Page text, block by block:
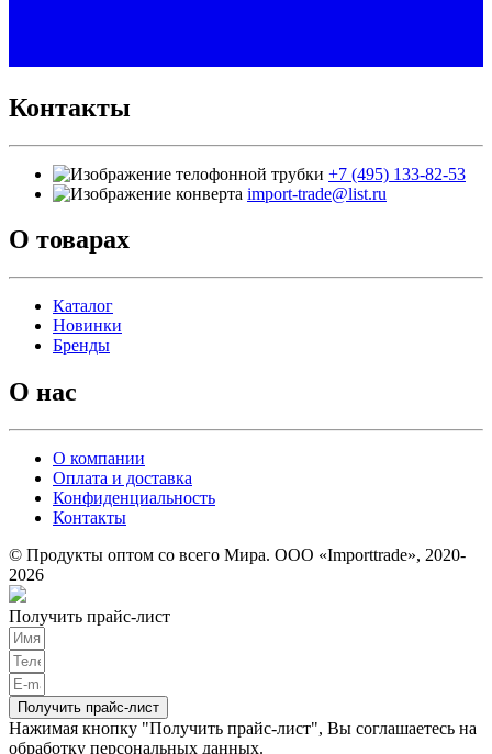
Контакты
+7 (495) 133-82-53
import-trade@list.ru
О товарах
Каталог
Новинки
Бренды
О нас
О компании
Оплата и доставка
Конфиденциальность
Контакты
© Продукты оптом со всего Мира. ООО «Importtrade», 2020-
2026
Получить прайс-лист
Получить прайс-лист
Нажимая кнопку "Получить прайс-лист", Вы соглашаетесь на
обработку персональных данных.